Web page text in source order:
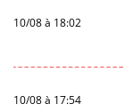
10/08 à 18:02
10/08 à 17:54